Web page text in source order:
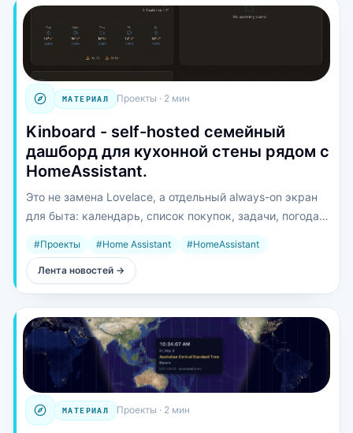
МАТЕРИАЛ Проекты · 2 мин
Kinboard - self-hosted семейный
дашборд для кухонной стены рядом с
HomeAssistant.
Это не замена Lovelace, а отдельный always-on экран
для быта: календарь, список покупок, задачи, погода,
себя, multi-device sync в реальном времени, а телефон
и настенный планшет смотрят в одну семью.
#Проекты #Home Assistant #HomeAssistant
Лента новостей →
МАТЕРИАЛ Проекты · 2 мин